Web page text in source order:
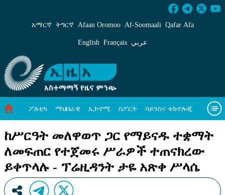
ከሥርዓት መለዋወጥ ጋር የማይናዱ ተቋማት
አማርኛ ትግርኛ Afaan Oromoo Af‑Soomaali Qafar Afa
English Français عربي
ፖለቲካ ማህበራዊ ኢኮኖሚ ስፖርት ሳይንስና ቴክኖሎጂ
መጽሔት ስለ እኛ
ከሥርዓት መለዋወጥ ጋር የማይናዱ ተቋማት
ለመፍጠር የተጀመሩ ሥራዎች ተጠናክረው
ይቀጥላሉ - ፕሬዚዳንት ታዬ አጽቀ ሥላሴ